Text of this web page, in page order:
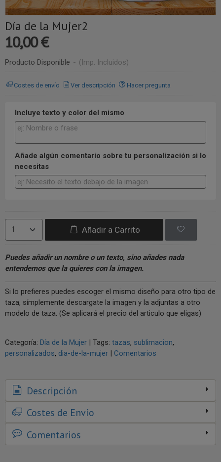
Día de la Mujer2
10,00 €
Producto Disponible - (Imp. Incluidos)
Costes de envío Ver descripción Hacer pregunta
Incluye texto y color del mismo
Añade algún comentario sobre tu personalización si lo
necesitas
Añadir a Carrito
Puedes añadir un nombre o un texto, sino añades nada
entendemos que la quieres con la imagen.
Si lo prefieres puedes escoger el mismo diseño para otro tipo de
taza, símplemente descargate la imagen y la adjuntas a otro
modelo de taza. (Se aplicará el precio del articulo que eligas)
Categoría: Día de la Mujer | Tags: tazas sublimacion
personalizados dia-de-la-mujer | Comentarios
Descripción
Costes de Envío
Comentarios